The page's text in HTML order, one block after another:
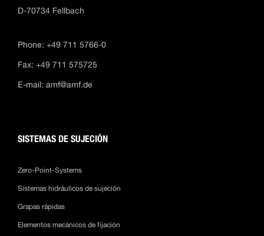
D-70734 Fellbach
Phone: +49 711 5766-0
Fax: +49 711 575725
E-mail: amf@amf.de
SISTEMAS DE SUJECIÓN
Zero-Point-Systems
Sistemas hidráulicos de sujeción
Grapas rápidas
Elementos mecánicos de fijación